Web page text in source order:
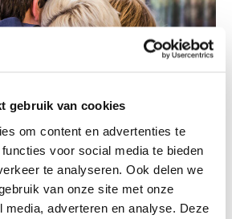
gebruik van cookies
om content en advertenties te
voor social media te bieden
te analyseren. Ook delen we
van onze site met onze
media, adverteren en analyse. Deze